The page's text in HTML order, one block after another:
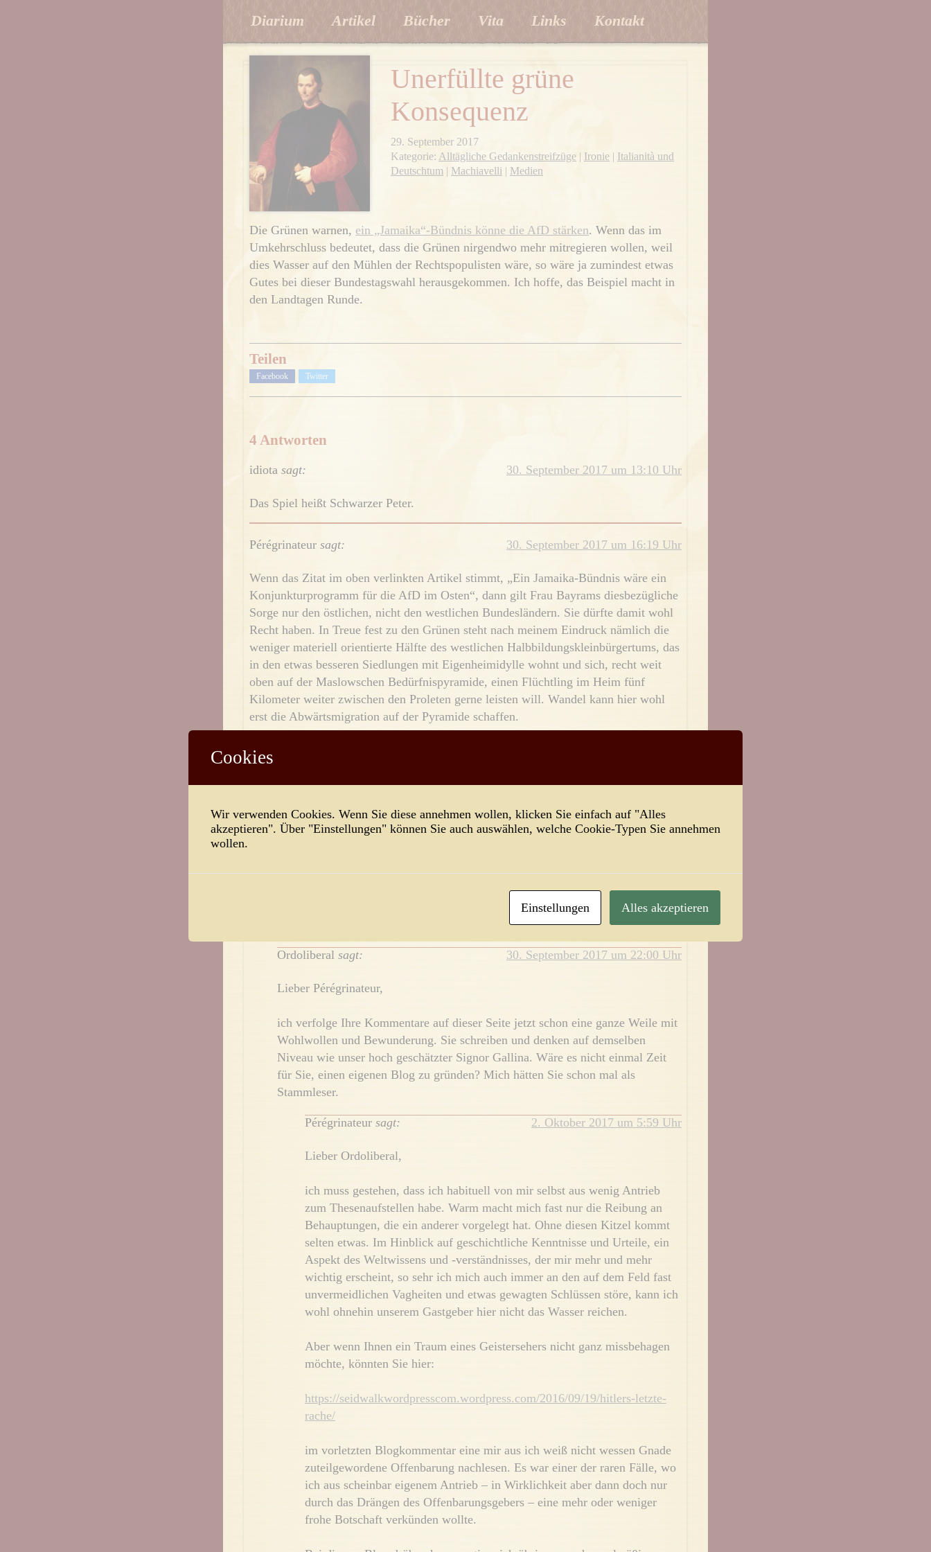
Diarium Artikel Bücher Vita Links Kontakt
Unerfüllte grüne
Konsequenz
29. September 2017
Kategorie: Alltägliche Gedankenstreifzüge | Ironie | Italianità und
Deutschtum | Machiavelli | Medien
Die Grünen warnen, ein „Jamaika“-Bündnis könne die AfD stärken. Wenn das im
Umkehrschluss bedeutet, dass die Grünen nirgendwo mehr mitregieren wollen, weil
dies Wasser auf den Mühlen der Rechtspopulisten wäre, so wäre ja zumindest etwas
Gutes bei dieser Bundestagswahl herausgekommen. Ich hoffe, das Beispiel macht in
den Landtagen Runde.
Teilen
Facebook Twitter
4 Antworten
idiota sagt: 30. September 2017 um 13:10 Uhr
Das Spiel heißt Schwarzer Peter.
Pérégrinateur sagt: 30. September 2017 um 16:19 Uhr
Wenn das Zitat im oben verlinkten Artikel stimmt, „Ein Jamaika-Bündnis wäre ein
Konjunkturprogramm für die AfD im Osten“, dann gilt Frau Bayrams diesbezügliche
Sorge nur den östlichen, nicht den westlichen Bundesländern. Sie dürfte damit wohl
Recht haben. In Treue fest zu den Grünen steht nach meinem Eindruck nämlich die
weniger materiell orientierte Hälfte des westlichen Halbbildungskleinbürgertums, das
in den etwas besseren Siedlungen mit Eigenheimidylle wohnt und sich, recht weit
oben auf der Maslowschen Bedürfnispyramide, einen Flüchtling im Heim fünf
Kilometer weiter zwischen den Proleten gerne leisten will. Wandel kann hier wohl
erst die Abwärtsmigration auf der Pyramide schaffen.
Ich kannte in der Generation meines Großvaters viele Menschen mit durch Leid
Was nachkam, hat sich wohl oft durch lange Gewöhnung an die guten Verhältnisse
einen Anspruch auf sie, notfalls einzulösen vom Staat. Dann geht man fröhlich aufs
Eis zum Tanzen, weil man wähnt, passieren könne dabei ja nichts. Darunter sind
anthroposophischen Hebamme gehört hat, das Impfen sei fürchterlich gefährlich, das
sei ja schließlich auch nicht natürlich. Und wer wisse denn, ob dabei nicht Stoffe mit
unheilbringender Aura mit inokuliert werden? Da könnte man ja gleich das
Ordoliberal sagt: 30. September 2017 um 22:00 Uhr
Lieber Pérégrinateur,
ich verfolge Ihre Kommentare auf dieser Seite jetzt schon eine ganze Weile mit
Wohlwollen und Bewunderung. Sie schreiben und denken auf demselben
Niveau wie unser hoch geschätzter Signor Gallina. Wäre es nicht einmal Zeit
für Sie, einen eigenen Blog zu gründen? Mich hätten Sie schon mal als
Stammleser.
Pérégrinateur sagt: 2. Oktober 2017 um 5:59 Uhr
Lieber Ordoliberal,
ich muss gestehen, dass ich habituell von mir selbst aus wenig Antrieb
zum Thesenaufstellen habe. Warm macht mich fast nur die Reibung an
Behauptungen, die ein anderer vorgelegt hat. Ohne diesen Kitzel kommt
selten etwas. Im Hinblick auf geschichtliche Kenntnisse und Urteile, ein
Aspekt des Weltwissens und -verständnisses, der mir mehr und mehr
wichtig erscheint, so sehr ich mich auch immer an den auf dem Feld fast
unvermeidlichen Vagheiten und etwas gewagten Schlüssen störe, kann ich
wohl ohnehin unserem Gastgeber hier nicht das Wasser reichen.
Aber wenn Ihnen ein Traum eines Geistersehers nicht ganz missbehagen
möchte, könnten Sie hier:
https://seidwalkwordpresscom.wordpress.com/2016/09/19/hitlers-letzte-
rache/
im vorletzten Blogkommentar eine mir aus ich weiß nicht wessen Gnade
zuteilgewordene Offenbarung nachlesen. Es war einer der raren Fälle, wo
ich aus scheinbar eigenem Antrieb – in Wirklichkeit aber dann doch nur
durch das Drängen des Offenbarungsgebers – eine mehr oder weniger
frohe Botschaft verkünden wollte.
Cookies
Wir verwenden Cookies. Wenn Sie diese annehmen wollen, klicken Sie einfach auf "Alles
akzeptieren". Über "Einstellungen" können Sie auch auswählen, welche Cookie-Typen Sie annehmen
wollen.
Einstellungen Alles akzeptieren